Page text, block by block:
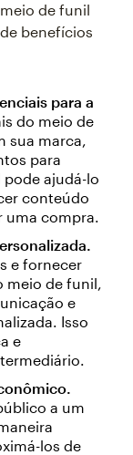
de funil
benefícios
para a
do meio de
sua marca,
para
ajudá-lo
conteúdo
uma compra.
e fornecer
meio de funil,
e
Isso
e
a um
los de